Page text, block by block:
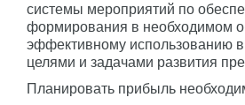
системы мероприятий по
формирования в необходимом
эффективному использованию в
целями и задачами развития
Планировать прибыль